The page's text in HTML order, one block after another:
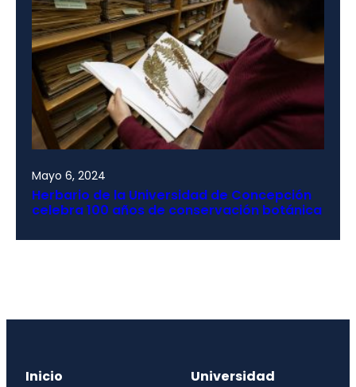
Mayo 6, 2024
Herbario de la Universidad de Concepción
celebra 100 años de conservación botánica
Inicio Universidad